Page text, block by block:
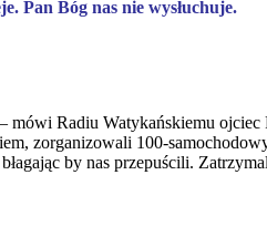
Pan Bóg nas nie wysłuchuje.
Radiu Watykańskiemu
zorganizowali 100-
by nas przepuścili.